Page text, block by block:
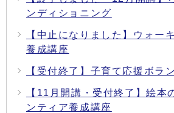
ンディショニング
【中止になりました】ウォー
養成講座
【受付終了】子育て応援ボラ
【11月開講・受付終了】絵本
ンティア養成講座